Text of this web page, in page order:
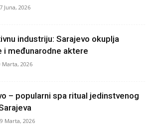
Juna, 2026
industriju: Sarajevo okuplja
i međunarodne aktere
2026
– popularni spa ritual jedinstvenog
Marta, 2026